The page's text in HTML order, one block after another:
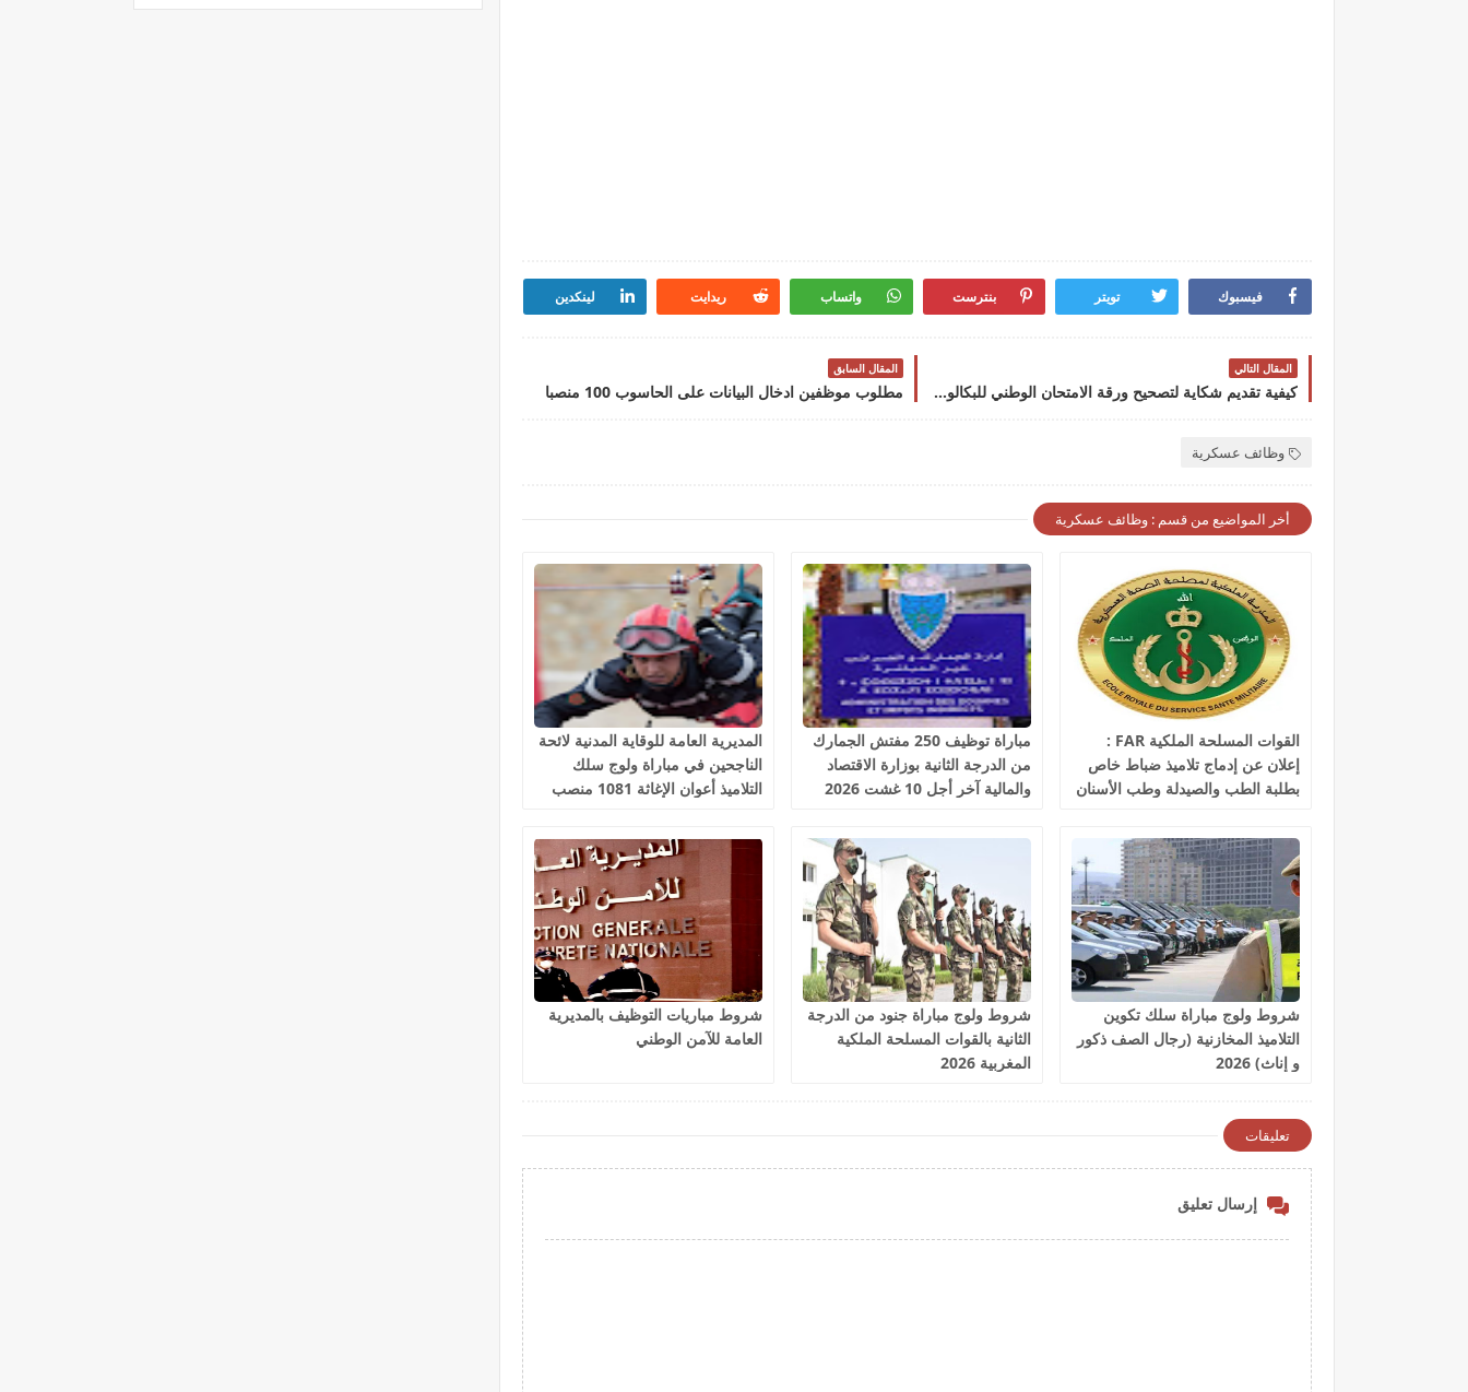
فيسبوك تويتر بنترست واتساب ريدايت لينكدين
المقال التالي
كيفية تقديم شكاية لتصحيح ورقة الامتحان الوطني للبكالوريا 2024
المقال السابق
مطلوب موظفين ادخال البيانات على الحاسوب 100 منصبا
وظائف عسكرية
أخر المواضيع من قسم : وظائف عسكرية
القوات المسلحة الملكية FAR :
إعلان عن إدماج تلاميذ ضباط خاص
بطلبة الطب والصيدلة وطب الأسنان
2026
مباراة توظيف 250 مفتش الجمارك
من الدرجة الثانية بوزارة الاقتصاد
والمالية آخر أجل 10 غشت 2026
المديرية العامة للوقاية المدنية لائحة
الناجحين في مباراة ولوج سلك
التلاميذ أعوان الإغاثة 1081 منصب
شروط ولوج مباراة سلك تكوين
التلاميذ المخازنية (رجال الصف ذكور
و إناث) 2026
شروط ولوج مباراة جنود من الدرجة
الثانية بالقوات المسلحة الملكية
المغربية 2026
شروط مباريات التوظيف بالمديرية
العامة للآمن الوطني
تعليقات
إرسال تعليق